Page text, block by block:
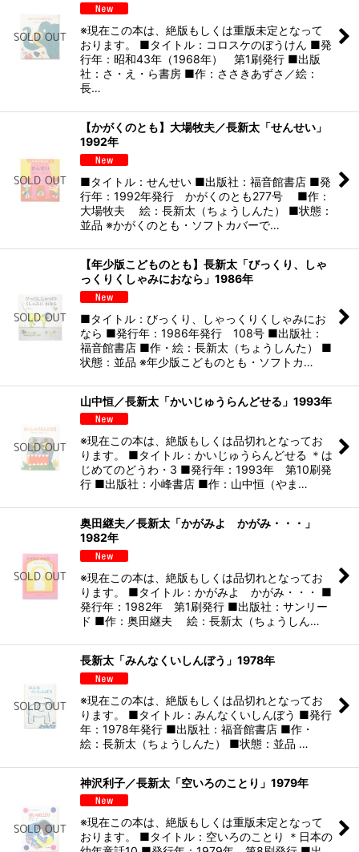
※現在この本は、絶版もしくは重版未定となって
おります。 ■タイトル：コロスケのぼうけん ■発
行年：昭和43年（1968年） 第1刷発行 ■出版
社：さ・え・ら書房 ■作：ささきあずさ／絵：
長…
【かがくのとも】大場牧夫／長新太「せんせい」
1992年
■タイトル：せんせい ■出版社：福音館書店 ■発
行年：1992年発行 かがくのとも277号 ■作：
大場牧夫 絵：長新太（ちょうしんた） ■状態：
並品 ※かがくのとも・ソフトカバーで…
【年少版こどものとも】長新太「びっくり、しゃ
っくりくしゃみにおなら」1986年
■タイトル：びっくり、しゃっくりくしゃみにお
なら ■発行年：1986年発行 108号 ■出版社：
福音館書店 ■作・絵：長新太（ちょうしんた） ■
状態：並品 ※年少版こどものとも・ソフトカ…
山中恒／長新太「かいじゅうらんどせる」1993年
※現在この本は、絶版もしくは品切れとなってお
ります。 ■タイトル：かいじゅうらんどせる ＊は
じめてのどうわ・3 ■発行年：1993年 第10刷発
行 ■出版社：小峰書店 ■作：山中恒（やま…
奥田継夫／長新太「かがみよ かがみ・・・」
1982年
※現在この本は、絶版もしくは品切れとなってお
ります。 ■タイトル：かがみよ かがみ・・・ ■
発行年：1982年 第1刷発行 ■出版社：サンリー
ド ■作：奥田継夫 絵：長新太（ちょうしん…
長新太「みんなくいしんぼう」1978年
※現在この本は、絶版もしくは品切れとなってお
ります。 ■タイトル：みんなくいしんぼう ■発行
年：1978年発行 ■出版社：福音館書店 ■作・
絵：長新太（ちょうしんた） ■状態：並品 …
神沢利子／長新太「空いろのことり」1979年
※現在この本は、絶版もしくは重版未定となって
おります。 ■タイトル：空いろのことり ＊日本の